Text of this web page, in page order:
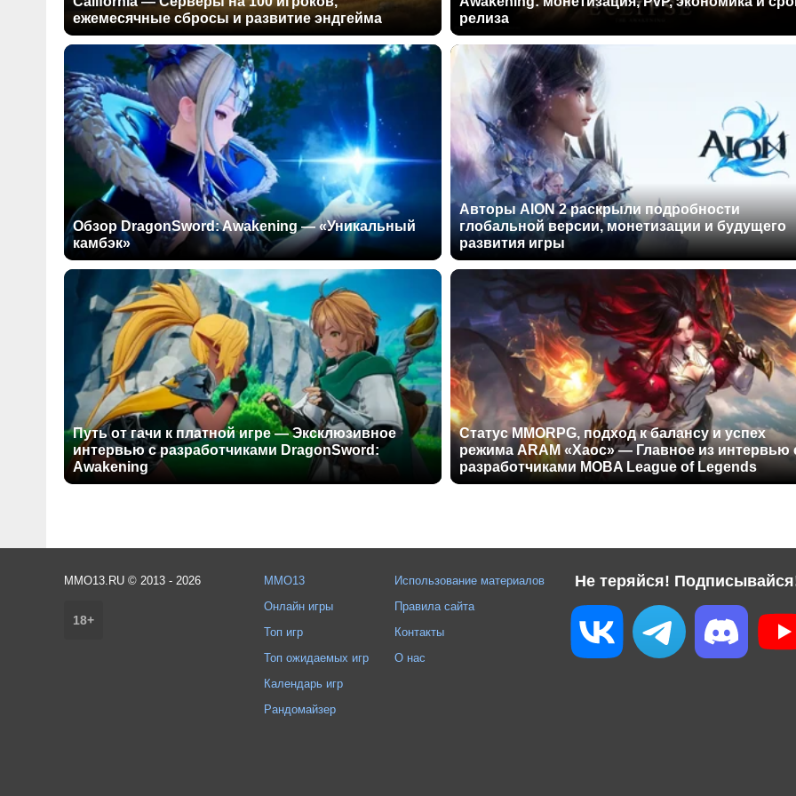
ежемесячные сбросы и развитие эндгейма
релиза
Обзор DragonSword: Awakening — «Уникальный
камбэк»
Авторы AION 2 раскрыли подробности
глобальной версии, монетизации и будущего
развития игры
Путь от гачи к платной игре — Эксклюзивное
интервью с разработчиками DragonSword:
Awakening
Статус MMORPG, подход к балансу и успех
режима ARAM «Хаос» — Главное из интервью
разработчиками MOBA League of Legends
Не теряйся!
MMO13.RU © 2013 - 2026
18+
MMO13
Онлайн игры
Топ игр
Топ ожидаемых игр
Календарь игр
Рандомайзер
Использование материалов
Правила сайта
Контакты
О нас